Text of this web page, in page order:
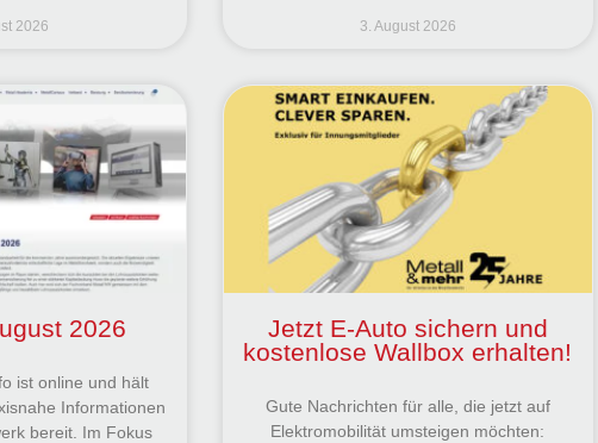
2026 3. August 2026
2026
ist online und hält
Informationen
bereit. Im Fokus
Jetzt E-Auto sichern und
kostenlose Wallbox erhalten!
Gute Nachrichten für alle, die jetzt auf
Elektromobilität umsteigen möchten: